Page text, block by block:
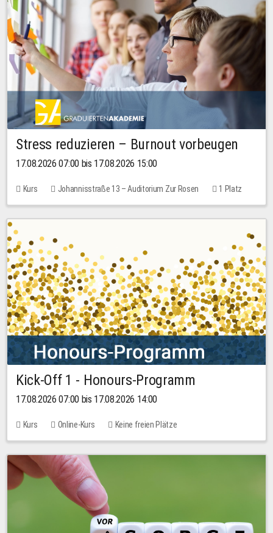
Stress reduzieren – Burnout vorbeugen
17.08.2026 07:00 bis 17.08.2026 15:00
Kurs Johannisstraße 13 – Auditorium Zur Rosen
1 Platz
10,00 EUR
Kick-Off 1 - Honours-Programm
17.08.2026 07:00 bis 17.08.2026 14:00
Kurs Online-Kurs Keine freien Plätze